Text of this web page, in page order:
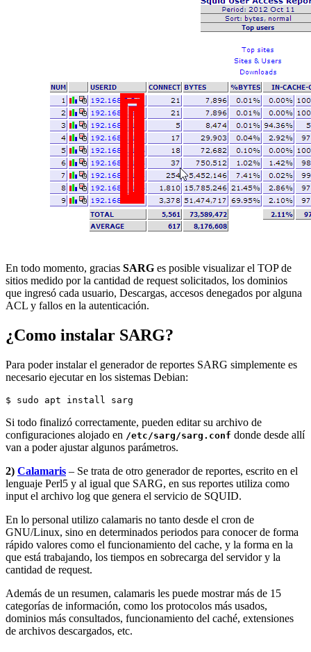
En todo momento, gracias SARG es posible visualizar el TOP de
sitios medido por la cantidad de request solicitados, los dominios
que ingresó cada usuario, Descargas, accesos denegados por alguna
ACL y fallos en la autenticación.
¿Como instalar SARG?
Para poder instalar el generador de reportes SARG simplemente es
necesario ejecutar en los sistemas Debian:
$ sudo apt install sarg
Si todo finalizó correctamente, pueden editar su archivo de
configuraciones alojado en /etc/sarg/sarg.conf donde desde allí
van a poder ajustar algunos parámetros.
2) Calamaris – Se trata de otro generador de reportes, escrito en el
lenguaje Perl5 y al igual que SARG, en sus reportes utiliza como
input el archivo log que genera el servicio de SQUID.
En lo personal utilizo calamaris no tanto desde el cron de
GNU/Linux, sino en determinados periodos para conocer de forma
rápido valores como el funcionamiento del cache, y la forma en la
que está trabajando, los tiempos en sobrecarga del servidor y la
cantidad de request.
Además de un resumen, calamaris les puede mostrar más de 15
categorías de información, como los protocolos más usados,
dominios más consultados, funcionamiento del caché, extensiones
de archivos descargados, etc.